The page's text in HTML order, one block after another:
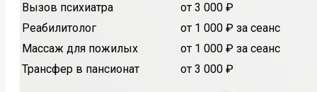
Вызов психиатра
от 3 000 ₽
Реабилитолог
от 1 000 ₽ за сеанс
Массаж для пожилых
от 1 000 ₽ за сеанс
Трансфер в пансионат
от 3 000 ₽